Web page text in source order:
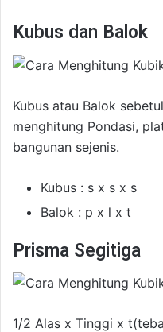
Kubus dan Balok
Kubus atau Balok
menghitung Pondasi,
bangunan sejenis.
Kubus : s x s x s
Balok : p x l x t
Prisma Segitiga
1/2 Alas x Tinggi x